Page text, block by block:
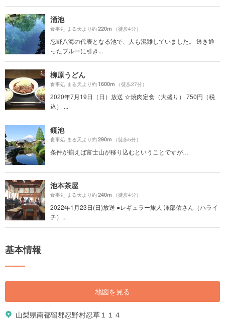
涌池
食事処 まる天より約220m （徒歩4分）
忍野八海の代表となる池で、人も混雑していました。 透き通
ったブルーに引き...
柳原うどん
食事処 まる天より約1600m （徒歩27分）
2020年7月19日（日）放送 ☆焼肉定食（大盛り） 750円（税
込） ...
鏡池
食事処 まる天より約290m （徒歩5分）
条件が揃えば富士山が移り込むということですが…
池本茶屋
食事処 まる天より約240m （徒歩4分）
2022年1月23日(日)放送 ●レギュラー旅人 澤部佑さん（ハライ
チ）...
基本情報
地図を見る
山梨県南都留郡忍野村忍草１１４